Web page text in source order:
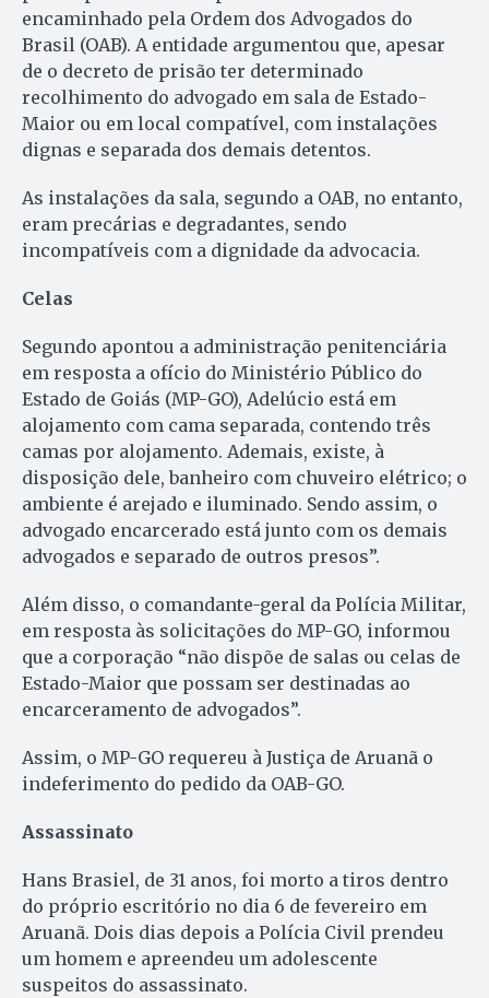
encaminhado pela Ordem dos Advogados do
Brasil (OAB). A entidade argumentou que, apesar
de o decreto de prisão ter determinado
recolhimento do advogado em sala de Estado-
Maior ou em local compatível, com instalações
dignas e separada dos demais detentos.
As instalações da sala, segundo a OAB, no entanto,
eram precárias e degradantes, sendo
incompatíveis com a dignidade da advocacia.
Celas
Segundo apontou a administração penitenciária
em resposta a ofício do Ministério Público do
Estado de Goiás (MP-GO), Adelúcio está em
alojamento com cama separada, contendo três
camas por alojamento. Ademais, existe, à
disposição dele, banheiro com chuveiro elétrico; o
ambiente é arejado e iluminado. Sendo assim, o
advogado encarcerado está junto com os demais
advogados e separado de outros presos”.
Além disso, o comandante-geral da Polícia Militar,
em resposta às solicitações do MP-GO, informou
que a corporação “não dispõe de salas ou celas de
Estado-Maior que possam ser destinadas ao
encarceramento de advogados”.
Assim, o MP-GO requereu à Justiça de Aruanã o
indeferimento do pedido da OAB-GO.
Assassinato
Hans Brasiel, de 31 anos, foi morto a tiros dentro
do próprio escritório no dia 6 de fevereiro em
Aruanã. Dois dias depois a Polícia Civil prendeu
um homem e apreendeu um adolescente
suspeitos do assassinato.